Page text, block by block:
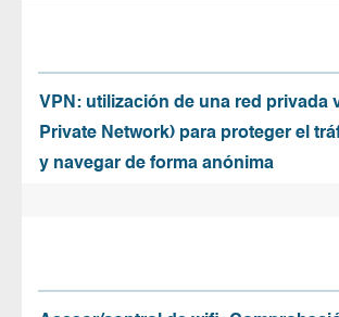
VPN: utilización de una red privada
Private Network) para proteger el
y navegar de forma anónima